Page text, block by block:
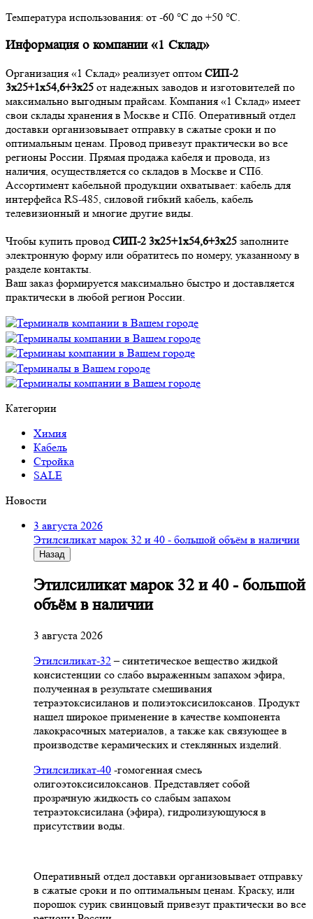
Температура использования: от -60 °С до +50 °С.
Информация о компании «1 Склад»
Организация «1 Склад» реализует оптом СИП-2
3х25+1х54,6+3х25 от надежных заводов и изготовителей по
максимально выгодным прайсам. Компания «1 Склад» имеет
свои склады хранения в Москве и СПб. Оперативный отдел
доставки организовывает отправку в сжатые сроки и по
оптимальным ценам. Провод привезут практически во все
регионы России. Прямая продажа кабеля и провода, из
наличия, осуществляется со складов в Москве и СПб.
Ассортимент кабельной продукции охватывает: кабель для
интерфейса RS-485, силовой гибкий кабель, кабель
телевизионный и многие другие виды.
Чтобы купить провод СИП-2 3х25+1х54,6+3х25 заполните
электронную форму или обратитесь по номеру, указанному в
разделе контакты.
Ваш заказ формируется максимально быстро и доставляется
практически в любой регион России.
Категории
Химия
Кабель
Стройка
SALE
Новости
3 августа 2026
Этилсиликат марок 32 и 40 - большой объём в наличии
Назад
Этилсиликат марок 32 и 40 - большой
объём в наличии
3 августа 2026
Этилсиликат-32– синтетическое вещество жидкой
консистенции со слабо выраженным запахом эфира,
полученная в результате смешивания
тетpаэтоксисиланов и полиэтоксисилоксанов. Продукт
нашел широкое применение в качестве компонента
лакокрасочных материалов, а также как связующее в
производстве керамических и стеклянных изделий.
Этилсиликат-40 -гомогенная смесь
олигоэтоксисилоксанов. Представляет собой
прозрачную жидкость со слабым запахом
тетраэтоксисилана (эфира), гидролизующуюся в
присутствии воды.
Оперативный отдел доставки организовывает отправку
в сжатые сроки и по оптимальным ценам. Краску, или
порошок сурик свинцовый привезут практически во все